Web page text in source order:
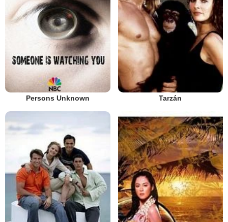
Persons Unknown Tarzán